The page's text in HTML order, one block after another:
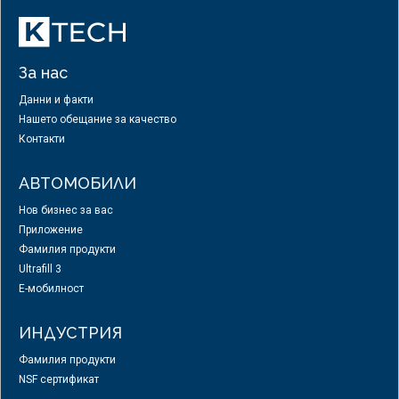
За нас
Данни и факти
Нашето обещание за качество
Контакти
АВТОМОБИЛИ
Нов бизнес за вас
Приложение
Фамилия продукти
Ultrafill 3
E-мобилност
ИНДУСТРИЯ
Фамилия продукти
NSF сертификат